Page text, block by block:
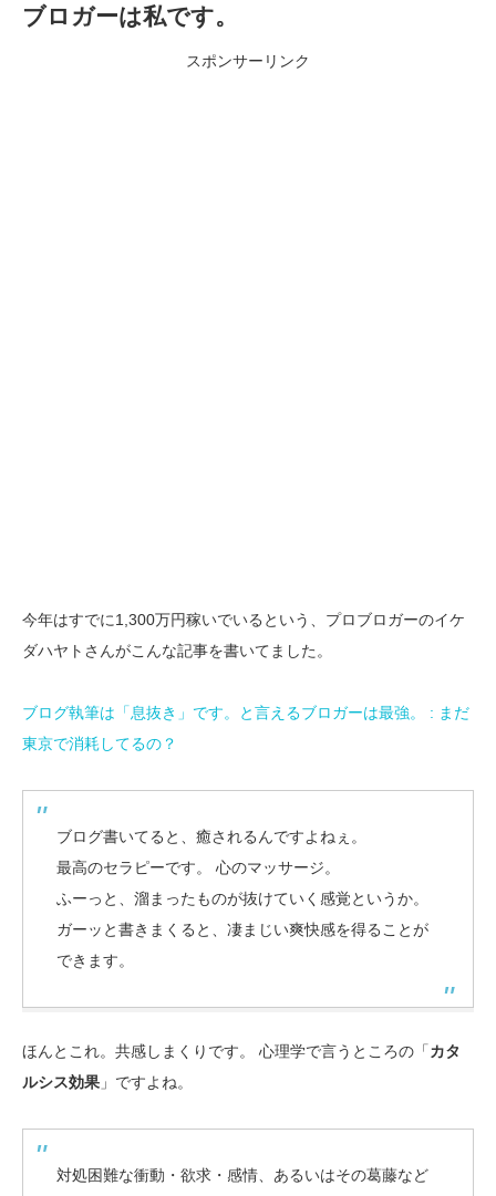
ブロガーは私です。
スポンサーリンク
今年はすでに1,300万円稼いでいるという、プロブロガーのイケ
ダハヤトさんがこんな記事を書いてました。
ブログ執筆は「息抜き」です。と言えるブロガーは最強。 : まだ
東京で消耗してるの？
ブログ書いてると、癒されるんですよねぇ。
最高のセラピーです。 心のマッサージ。
ふーっと、溜まったものが抜けていく感覚というか。
ガーッと書きまくると、凄まじい爽快感を得ることが
できます。
ほんとこれ。共感しまくりです。 心理学で言うところの「カタ
ルシス効果 」ですよね。
対処困難な衝動・欲求・感情、あるいはその葛藤など